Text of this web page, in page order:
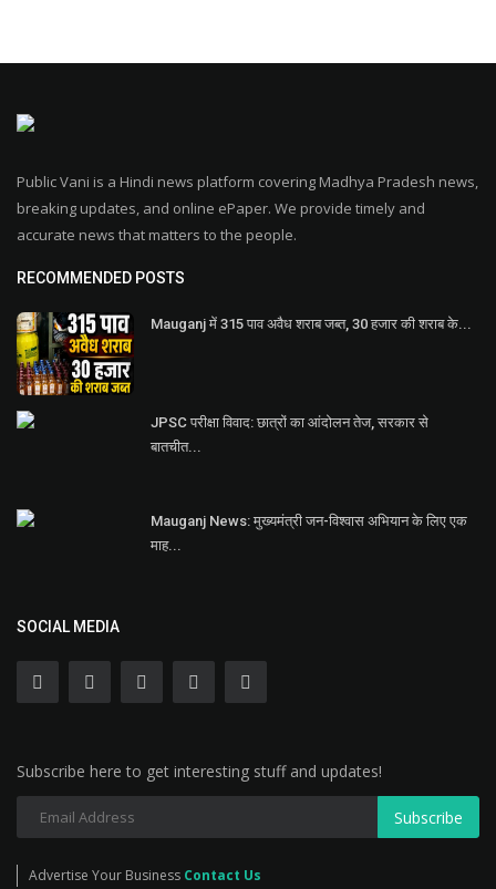
Public Vani is a Hindi news platform covering Madhya Pradesh news,
breaking updates, and online ePaper. We provide timely and
accurate news that matters to the people.
RECOMMENDED POSTS
Mauganj में 315 पाव अवैध शराब जब्त, 30 हजार की शराब के...
JPSC परीक्षा विवाद: छात्रों का आंदोलन तेज, सरकार से
बातचीत...
Mauganj News: मुख्यमंत्री जन-विश्वास अभियान के लिए एक
माह...
SOCIAL MEDIA
Subscribe here to get interesting stuff and updates!
Subscribe
Advertise Your Business Contact Us